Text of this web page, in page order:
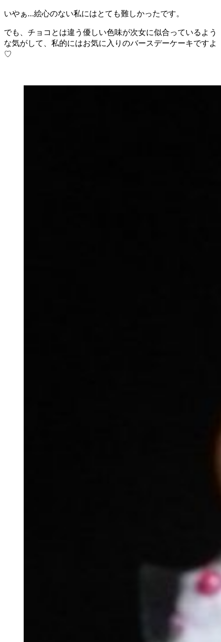
いやぁ…絵心のない私にはとても難しかったです。
でも、チョコとは違う優しい色味が次女に似合っているよう
な気がして、私的にはお気に入りのバースデーケーキですよ
♡